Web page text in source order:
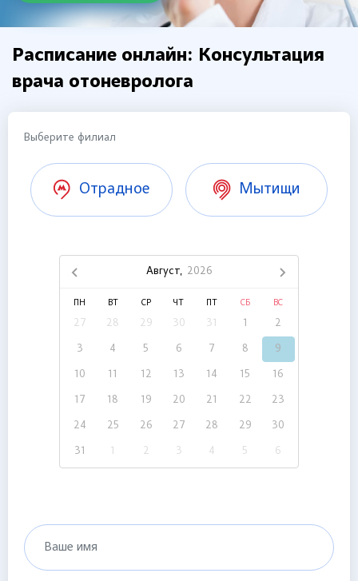
Расписание онлайн: Консультация
врача отоневролога
Выберите филиал
Отрадное Мытищи
Август, 2026
ПН ВТ СР ЧТ СБ ВС
27 28 29 30 31 1 2
3 4 5 6 7 8 9
10 11 12 13 14 15 16
17 18 19 20 21 22 23
24 25 26 27 28 29 30
31 1 2 3 4 5 6
Ваше имя